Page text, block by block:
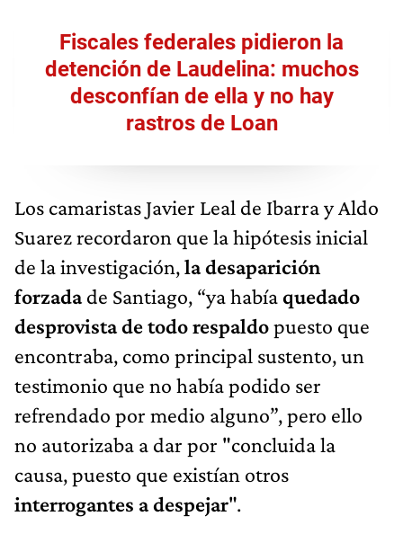
Fiscales federales pidieron la
detención de Laudelina: muchos
desconfían de ella y no hay
rastros de Loan
Los camaristas Javier Leal de Ibarra y Aldo
Suarez recordaron que la hipótesis inicial
de la investigación,la desaparición
forzadade Santiago, “ya había quedado
desprovista de todo respaldopuesto que
encontraba, como principal sustento, un
testimonio que no había podido ser
refrendado por medio alguno”, pero ello
no autorizaba a dar por "concluida la
causa, puesto que existían otros
interrogantes a despejar".